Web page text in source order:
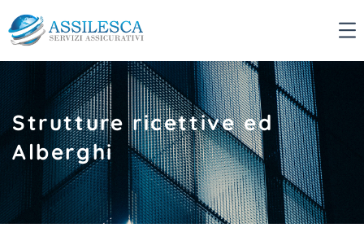
Strutture ricettive ed
Alberghi